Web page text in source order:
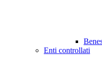
Enti controllati